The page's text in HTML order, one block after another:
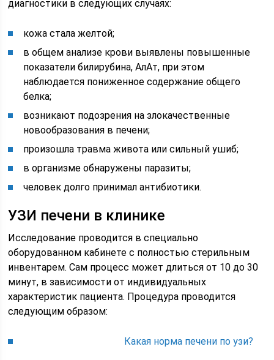
диагностики в следующих случаях:
кожа стала желтой;
в общем анализе крови выявлены повышенные
показатели билирубина, АлАт, при этом
наблюдается пониженное содержание общего
белка;
возникают подозрения на злокачественные
новообразования в печени;
произошла травма живота или сильный ушиб;
в организме обнаружены паразиты;
человек долго принимал антибиотики.
УЗИ печени в клинике
Исследование проводится в специально
оборудованном кабинете с полностью стерильным
инвентарем. Сам процесс может длиться от 10 до 30
минут, в зависимости от индивидуальных
характеристик пациента. Процедура проводится
следующим образом:
Какая норма печени по узи?